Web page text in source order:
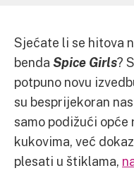
Sjećate li se hitova
benda Spice Girls?
potpuno novu
su besprijekoran
samo podižući
kukovima, već
plesati u štiklama,